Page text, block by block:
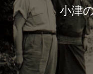
小津